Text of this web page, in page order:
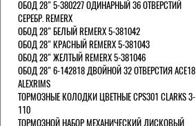
ОБОД 28" 5-380227 ОДИНАРНЫЙ 36 ОТВЕРСТИЙ
СЕРЕБР. REMERX
ОБОД 28" БЕЛЫЙ REMERX 5-381042
ОБОД 28" КРАСНЫЙ REMERX 5-381043
ОБОД 28" ЖЕЛТЫЙ REMERX 5-381046
ОБОД 28" 6-142818 ДВОЙНОЙ 32 ОТВЕРСТИЯ ACE18
ALEXRIMS
ТОРМОЗНЫЕ КОЛОДКИ ЦВЕТНЫЕ CPS301 CLARKS 3-
110
ТОРМОЗНОЙ НАБОР МЕХАНИЧЕСКИЙ ДИСКОВЫЙ